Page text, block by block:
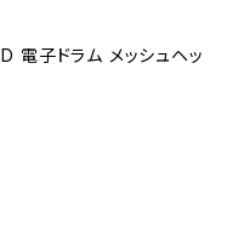
子ドラム メッシュヘッ